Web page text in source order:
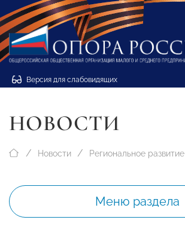
Версия для слабовидящих
НОВОСТИ
Новости Региональное развитие
Меню раздела